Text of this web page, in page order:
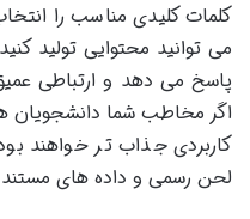
کلمات کلیدی مناسب را
می توانید محتوایی تولید
پاسخ می دهد و ارتباطی
اگر مخاطب شما دانشجویان
کاربردی جذاب تر خواهند
لحن رسمی و داده های